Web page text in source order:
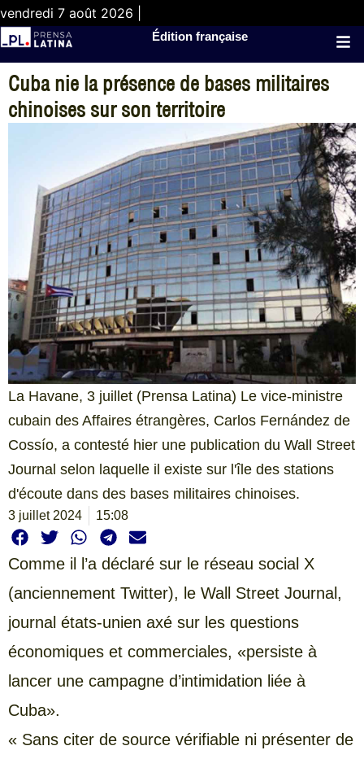
vendredi 7 août 2026 |
Édition française
Cuba nie la présence de bases militaires
chinoises sur son territoire
La Havane, 3 juillet (Prensa Latina) Le vice-ministre
cubain des Affaires étrangères, Carlos Fernández de
Cossío, a contesté hier une publication du Wall Street
Journal selon laquelle il existe sur l'île des stations
d'écoute dans des bases militaires chinoises.
3 juillet 2024 15:08
Comme il l’a déclaré sur le réseau social X
(anciennement Twitter), le Wall Street Journal,
journal états-unien axé sur les questions
économiques et commerciales, «persiste à
lancer une campagne d’intimidation liée à
Cuba».
« Sans citer de source vérifiable ni présenter de